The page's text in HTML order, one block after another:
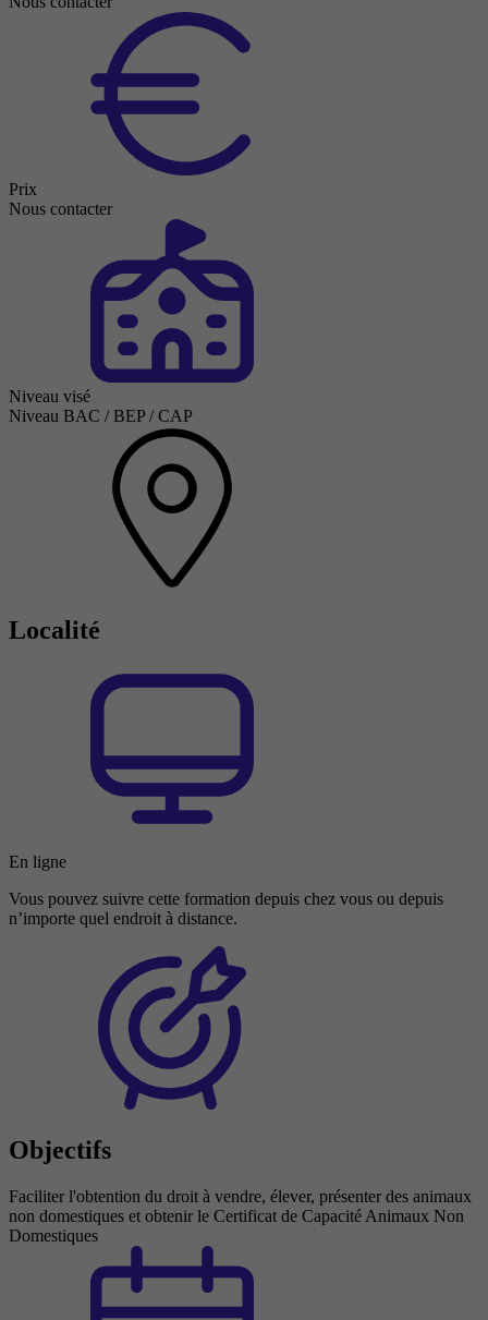
Prix
Nous contacter
Niveau visé
Niveau BAC / BEP / CAP
Localité
En ligne
Vous pouvez suivre cette formation depuis chez vous ou depuis
n’importe quel endroit à distance.
Objectifs
Faciliter l'obtention du droit à vendre, élever, présenter des animaux
non domestiques et obtenir le Certificat de Capacité Animaux Non
Domestiques